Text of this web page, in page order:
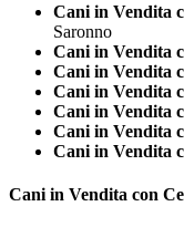
Cani in Vendita
Saronno
Cani in Vendita
Cani in Vendita
Cani in Vendita
Cani in Vendita
Cani in Vendita
Cani in Vendita
Cani in Vendita con